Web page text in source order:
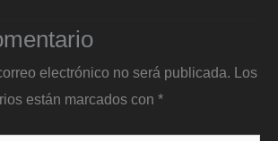
electrónico no será publicada.
Los
están marcados con *